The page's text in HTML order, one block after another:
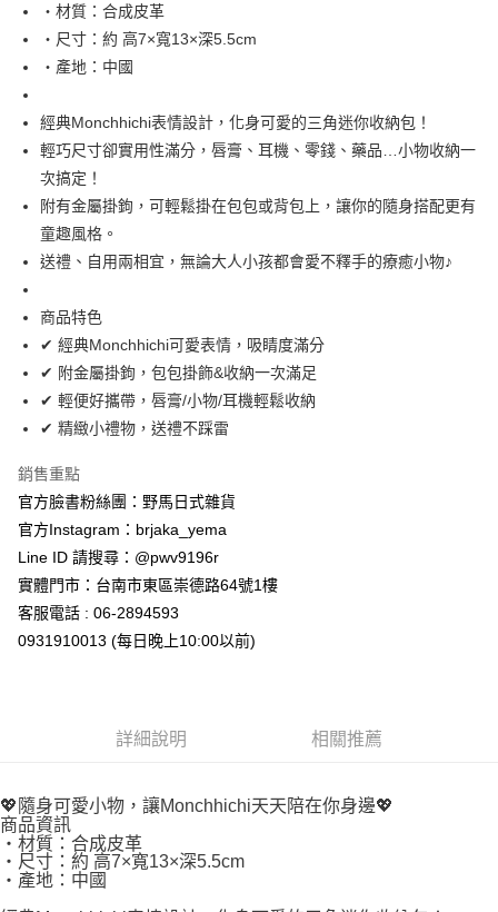
國泰世華商業銀行
臺灣中小企業銀行
匯豐（台灣）商業銀行
聯邦商業銀行
玉山商業銀行
星展（台灣）商業銀行
台新國際商業銀行
中國信託商業銀行
台灣樂天信用卡公司
Apple Pay
街口支付
Google Pay
運送方式
每筆NT$65，滿NT$999(含以上)免運費
付款後全家取貨
每筆NT$65，滿NT$999(含以上)免運費
7-11取貨付款
付款後7-11取貨
每筆NT$65，滿NT$999(含以上)免運費
宅配
每筆NT$100，滿NT$999(含以上)免運費
・材質：合成皮革
・尺寸：約 高7×寬13×深5.5cm
・產地：中國
經典Monchhichi表情設計，化身可愛的三角迷你收納包！
輕巧尺寸卻實用性滿分，唇膏、耳機、零錢、藥品…小物收納一
次搞定！
附有金屬掛鉤，可輕鬆掛在包包或背包上，讓你的隨身搭配更有
童趣風格。
送禮、自用兩相宜，無論大人小孩都會愛不釋手的療癒小物♪
商品特色
✔ 經典Monchhichi可愛表情，吸睛度滿分
✔ 附金屬掛鉤，包包掛飾&收納一次滿足
✔ 輕便好攜帶，唇膏/小物/耳機輕鬆收納
✔ 精緻小禮物，送禮不踩雷
銷售重點
官方臉書粉絲團：野馬日式雜貨
官方Instagram：brjaka_yema
Line ID 請搜尋：@pwv9196r
實體門市：台南市東區崇德路64號1樓
客服電話 : 06-2894593
0931910013 (每日晚上10:00以前)
詳細說明 相關推薦
💖隨身可愛小物，讓Monchhichi天天陪在你身邊💖
商品資訊
・材質：合成皮革
・尺寸：約 高7×寬13×深5.5cm
・產地：中國